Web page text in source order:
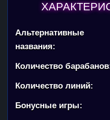
Альтернативные
названия:
Количество
Количество линий:
Бонусные игры: